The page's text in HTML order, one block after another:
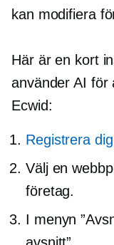
kan modifiera
Här är en kort
använder AI för
Ecwid:
Registrera
Välj en
företag.
I menyn